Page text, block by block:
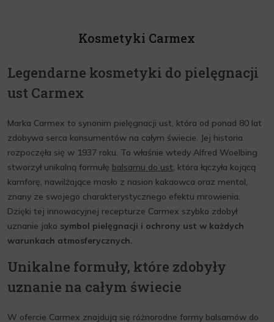
Kosmetyki Carmex
Legendarne kosmetyki do pielęgnacji
ust Carmex
Marka Carmex to synonim pielęgnacji ust, która od ponad 80 lat
zdobywa serca konsumentów na całym świecie. Jej historia
rozpoczęła się w 1937 roku. To właśnie wtedy Alfred Woelbing
stworzył unikalną formułę balsamu do ust, która łączyła kojącą
kamforę, nawilżające masło z nasion kakaowca oraz mentol,
znany ze swojego charakterystycznego efektu mrowienia.
Dzięki tej innowacyjnej recepturze Carmex szybko zdobył
uznanie jako symbol pielęgnacji i ochrony ust w każdych
warunkach atmosferycznych.
Unikalne formuły, które zdobyły
uznanie na całym świecie
W ofercie Carmex znajdują się różnorodne formy balsamów do